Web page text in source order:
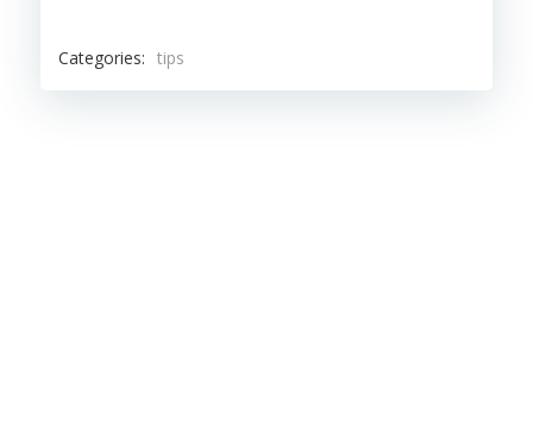
Categories: tips